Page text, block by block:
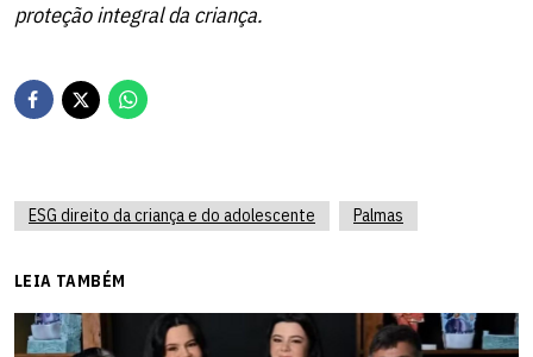
proteção integral da criança.
ESG direito da criança e do adolescente Palmas
LEIA TAMBÉM